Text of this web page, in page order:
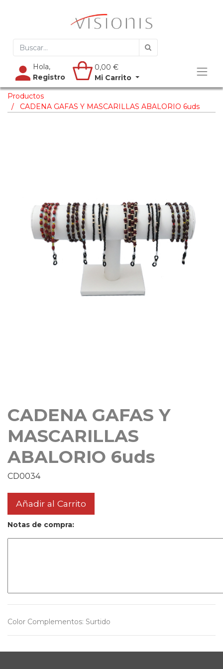
Hola,
Registro
0,00 €
Mi Carrito
Productos
CADENA GAFAS Y MASCARILLAS ABALORIO 6uds
CADENA GAFAS Y
MASCARILLAS
ABALORIO 6uds
CD0034
Añadir al Carrito
Notas de compra:
Color Complementos: Surtido